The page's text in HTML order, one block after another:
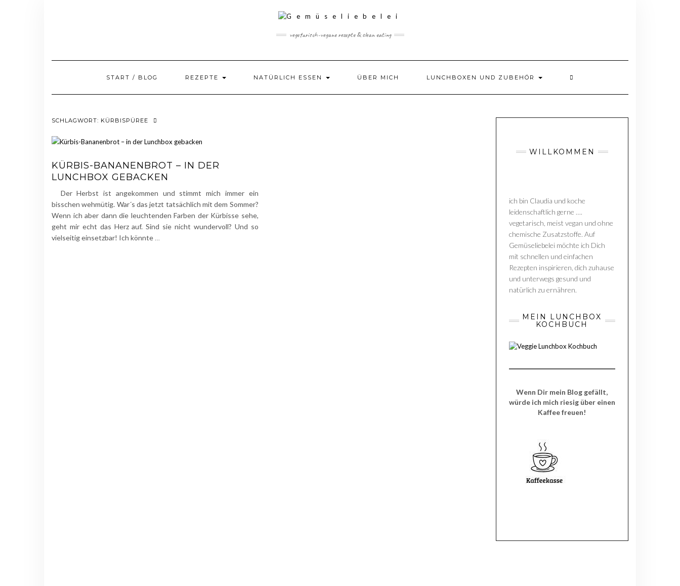
vegetarisch-vegane rezepte & clean eating
START / BLOG REZEPTE NATÜRLICH ESSEN ÜBER MICH LUNCHBOXEN UND ZUBEHÖR
SCHLAGWORT: KÜRBISPÜREE
KÜRBIS-BANANENBROT – IN DER
LUNCHBOX GEBACKEN
Der Herbst ist angekommen und stimmt mich immer ein
bisschen wehmütig. War´s das jetzt tatsächlich mit dem Sommer?
Wenn ich aber dann die leuchtenden Farben der Kürbisse sehe,
geht mir echt das Herz auf. Sind sie nicht wundervoll? Und so
vielseitig einsetzbar! Ich könnte …
WILLKOMMEN
ich bin Claudia und koche
leidenschaftlich gerne ….
vegetarisch, meist vegan und ohne
chemische Zusatzstoffe. Auf
Gemüseliebelei möchte ich Dich
mit schnellen und einfachen
Rezepten inspirieren, dich zuhause
und unterwegs gesund und
natürlich zu ernähren.
MEIN LUNCHBOX
KOCHBUCH
Wenn Dir mein Blog gefällt,
würde ich mich riesig über einen
Kaffee freuen!